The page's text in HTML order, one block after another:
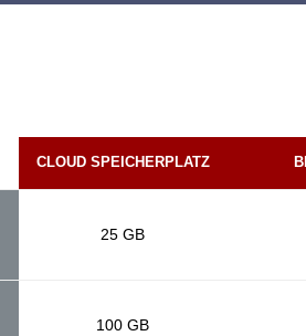
CLOUD SPEICHERPLATZ
25 GB
100 GB